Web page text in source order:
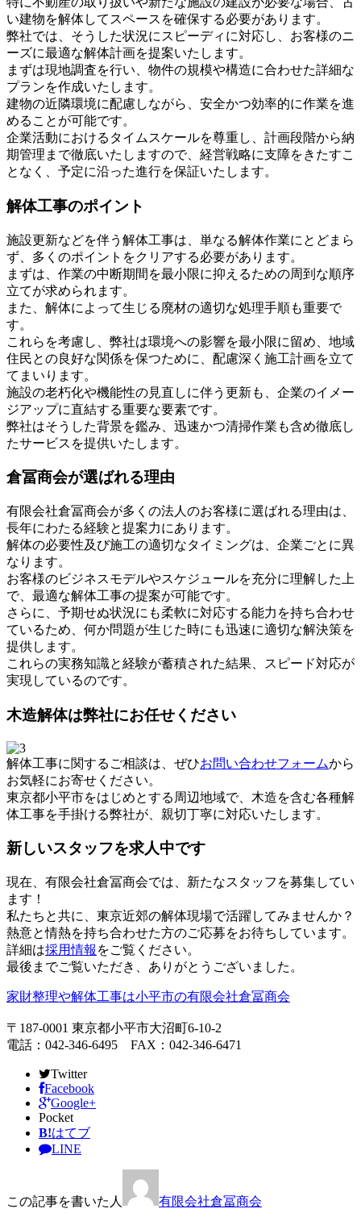
い建物を解体してスペースを確保する必要があります。
弊社では、そうした状況にスピーディに対応し、お客様のニ
ーズに最適な解体計画を提案いたします。
まずは現地調査を行い、物件の規模や構造に合わせた詳細な
プランを作成いたします。
建物の近隣環境に配慮しながら、安全かつ効率的に作業を進
めることが可能です。
企業活動におけるタイムスケールを尊重し、計画段階から納
期管理まで徹底いたしますので、経営戦略に支障をきたすこ
となく、予定に沿った進行を保証いたします。
解体工事のポイント
施設更新などを伴う解体工事は、単なる解体作業にとどまら
ず、多くのポイントをクリアする必要があります。
まずは、作業の中断期間を最小限に抑えるための周到な順序
立てが求められます。
また、解体によって生じる廃材の適切な処理手順も重要で
す。
これらを考慮し、弊社は環境への影響を最小限に留め、地域
住民との良好な関係を保つために、配慮深く施工計画を立て
てまいります。
施設の老朽化や機能性の見直しに伴う更新も、企業のイメー
ジアップに直結する重要な要素です。
弊社はそうした背景を鑑み、迅速かつ清掃作業も含め徹底し
たサービスを提供いたします。
倉冨商会が選ばれる理由
有限会社倉冨商会が多くの法人のお客様に選ばれる理由は、
長年にわたる経験と提案力にあります。
解体の必要性及び施工の適切なタイミングは、企業ごとに異
なります。
お客様のビジネスモデルやスケジュールを充分に理解した上
で、最適な解体工事の提案が可能です。
さらに、予期せぬ状況にも柔軟に対応する能力を持ち合わせ
ているため、何か問題が生じた時にも迅速に適切な解決策を
提供します。
これらの実務知識と経験が蓄積された結果、スピード対応が
実現しているのです。
木造解体は弊社にお任せください
解体工事に関するご相談は、ぜひお問い合わせフォームから
お気軽にお寄せください。
東京都小平市をはじめとする周辺地域で、木造を含む各種解
体工事を手掛ける弊社が、親切丁寧に対応いたします。
新しいスタッフを求人中です
現在、有限会社倉冨商会では、新たなスタッフを募集してい
ます！
私たちと共に、東京近郊の解体現場で活躍してみませんか？
熱意と情熱を持ち合わせた方のご応募をお待ちしています。
詳細は採用情報 をご覧ください。
最後までご覧いただき、ありがとうございました。
家財整理や解体工事は小平市の有限会社倉冨商会
〒187-0001 東京都小平市大沼町6-10-2
電話：042-346-6495 FAX：042-346-6471
Twitter
Facebook
Google+
Pocket
B!はてブ
LINE
この記事を書いた人 有限会社倉冨商会